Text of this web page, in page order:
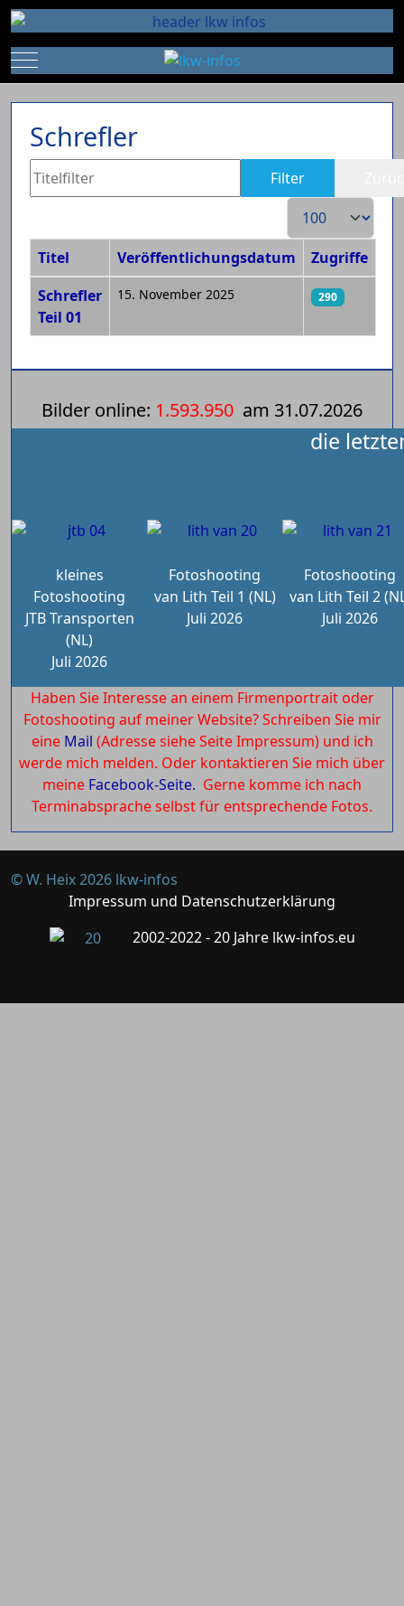
Mobile Menu Toggle
Schrefler
Titelfilter Filter
Anzeige #
Beiträge
Titel Veröffentlichungsdatum
Zugriffe
Schrefler
Teil 01
15. November 2025 290
Bilder online: 1.593.950 am 31.07.2026
die
kleines
Fotoshooting
JTB Transporten
(NL)
Juli 2026
Fotoshooting
van Lith Teil 1 (NL)
Juli 2026
Fotoshooting
van Lith Teil 2
Juli 2026
Haben Sie Interesse an einem Firmenportrait oder
Fotoshooting auf meiner Website? Schreiben Sie mir
eine Mail (Adresse siehe Seite Impressum) und ich
werde mich melden. Oder kontaktieren Sie mich über
meine Facebook-Seite. Gerne komme ich nach
Terminabsprache selbst für entsprechende Fotos.
© W. Heix 2026 lkw-infos
Impressum und Datenschutzerklärung
2002-2022 - 20 Jahre lkw-infos.eu